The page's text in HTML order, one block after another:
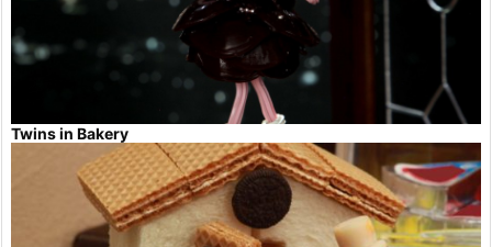
Twins in Bakery